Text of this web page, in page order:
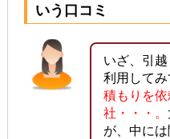
いう口コミ
いざ、引
利用して
積もりを
社・・・。
が、中に